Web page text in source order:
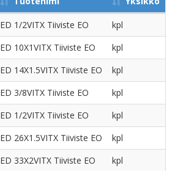
ED 1/2VITX Tiiviste EO
kpl
ED 10X1VITX Tiiviste EO
kpl
ED 14X1.5VITX Tiiviste EO
kpl
ED 3/8VITX Tiiviste EO
kpl
ED 1/2VITX Tiiviste EO
kpl
ED 26X1.5VITX Tiiviste EO
kpl
ED 33X2VITX Tiiviste EO
kpl